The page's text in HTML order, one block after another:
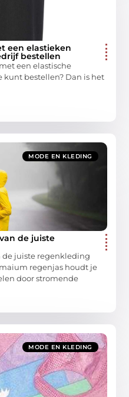
een elastieken
bestellen
een elastische
bestellen? Dan is het
MODE EN KLEDING
de juiste
de juiste regenkleding
regenjas houdt je
door stromende
MODE EN KLEDING